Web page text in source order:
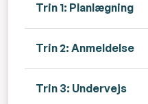
Trin 1: Planlægning
Trin 2: Anmeldelse
Trin 3: Undervejs